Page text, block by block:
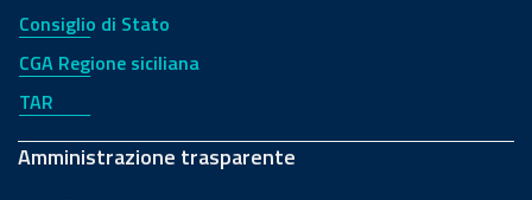
Consiglio di Stato
CGA Regione siciliana
TAR
Amministrazione trasparente